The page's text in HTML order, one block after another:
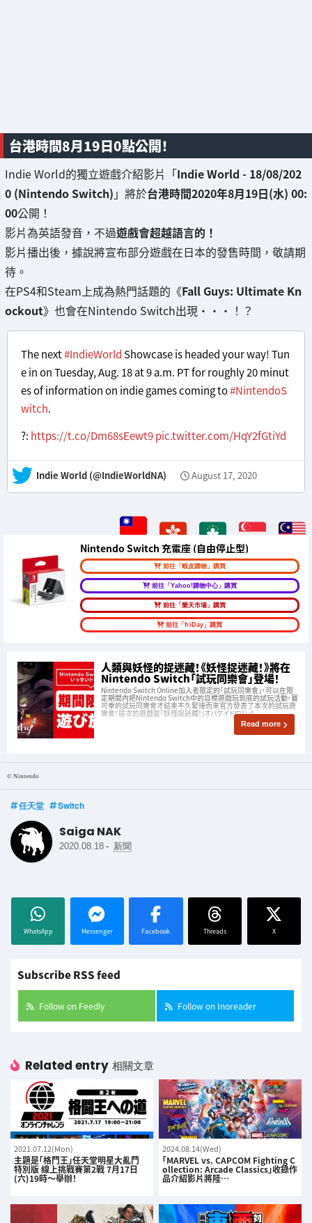
台港時間8月19日0點公開！
Indie World的獨立遊戲介紹影片「Indie World - 18/08/202
0 (Nintendo Switch) 」將於台港時間2020年8月19日(水) 00:
00公開！
影片為英語發音，不過遊戲會超越語言的！
影片播出後，據說將宣布部分遊戲在日本的發售時間，敬請期
待。
在PS4和Steam上成為熱門話題的《Fall Guys: Ultimate Kn
ockout》也會在Nintendo Switch出現・・・！？
The next#IndieWorld Showcase is headed your way! Tun
e in on Tuesday, Aug. 18 at 9 a.m. PT for roughly 20 minut
es of information on indie games coming to#NintendoS
witch.
?: https://t.co/Dm68sEewt9pic.twitter.com/HqY2fGtiYd
— Indie World (@IndieWorldNA) August 17, 2020
Nintendo Switch 充電座 (自由停止型)
前往「蝦皮購物」購買
前往「Yahoo!購物中心」購買
前往「樂天市場」購買
前往「friDay」購買
人類與妖怪的捉迷藏！《妖怪捉迷藏！》將在
Nintendo Switch「試玩同樂會」登場！
Nintendo Switch Online加入者限定的「試玩同樂會」，可以在限
定期間內把Nintendo Switch中的目標遊戲玩到底的試玩活動。寶
可拳的試玩同樂會才結束不久緊接而來官方發表了本次的試玩遊
樂會！這次的遊戲是「妖怪捉迷藏！(オバケイドロ！)」！
Read more
© Nintendo
任天堂 Switch
Saiga NAK
2020.08.18 - 新聞
WhatsApp Messenger Facebook Threads X
Subscribe RSS feed
Follow on Feedly Follow on Inoreader
Related entry 相關文章
2021.07.12(Mon)
主題是「格鬥王」任天堂明星大亂鬥
特別版 線上挑戰賽第2戰 7月17日
(六)19時～舉辦！
2024.08.14(Wed)
「MARVEL vs. CAPCOM Fighting C
ollection: Arcade Classics」收錄作
品介紹影片將陸…